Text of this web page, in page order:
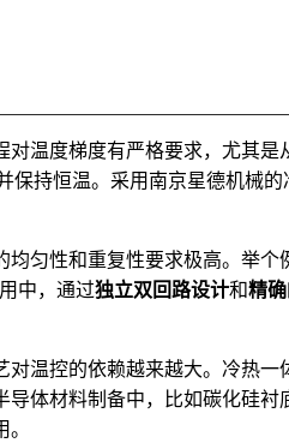
温度梯度有严格要求，尤其
持恒温。采用南京星德机械的
匀性和重复性要求极高。举个
中，通过独立双回路设计和精
温控的依赖越来越大。冷热
体材料制备中，比如碳化硅